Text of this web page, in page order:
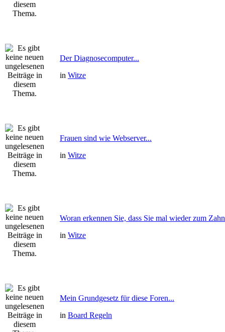
Der Diagnosecomputer...
in Witze
Frauen sind wie Webserver...
in Witze
Woran erkennen Sie, dass Sie mal wieder zum
in Witze
Mein Grundgesetz für diese Foren...
in Board Regeln